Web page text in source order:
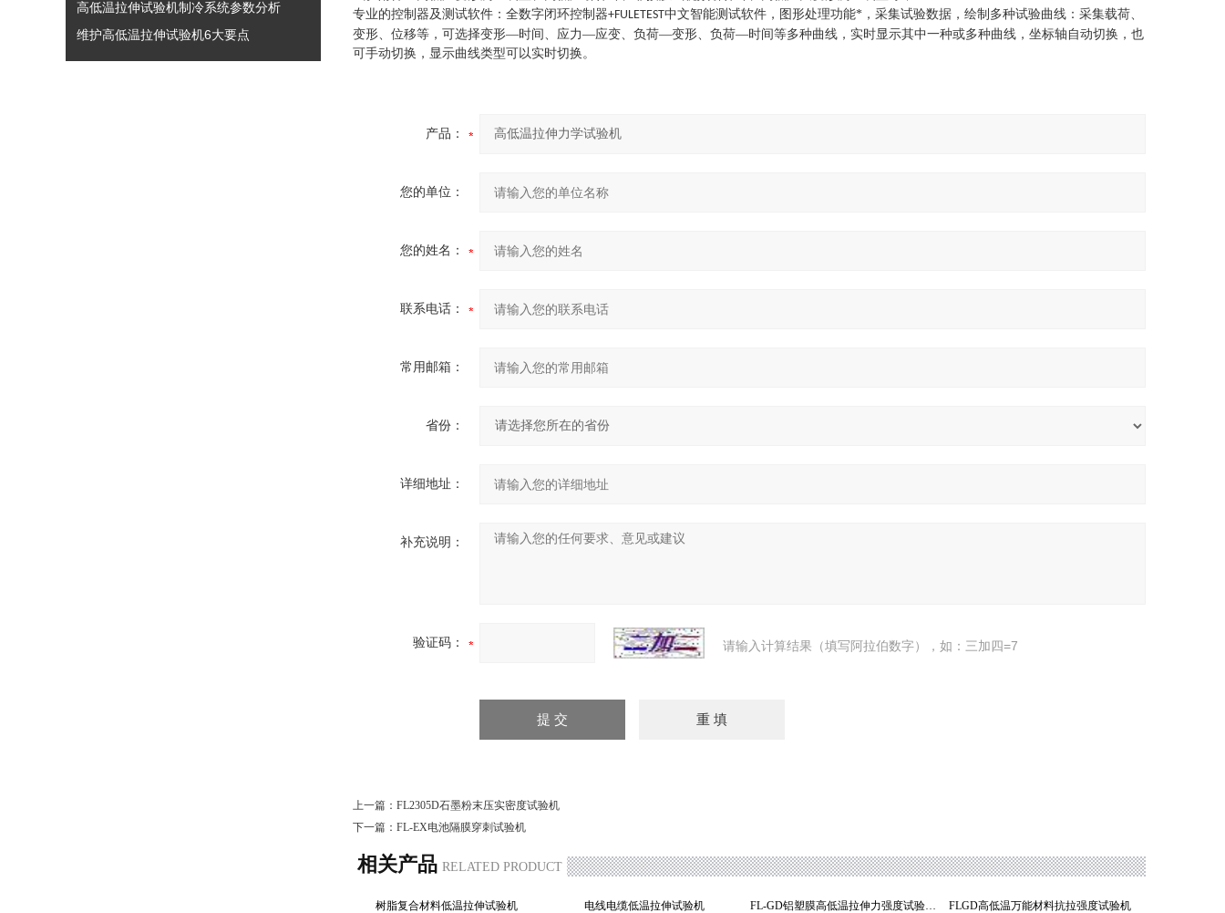
高低温拉伸试验机制冷系统参数分析
维护高低温拉伸试验机6大要点
专业的控制器及测试软件 ： 全数字闭环控制器+FULETEST中文智能测试软件，图形处理功能*，采集试验数据，绘制多种试验曲线：采集载荷、
变形、位移等，可选择变形—时间、应力—应变、负荷—变形、负荷—时间等多种曲线，实时显示其中一种或多种曲线，坐标轴自动切换，也
可手动切换，显示曲线类型可以实时切换。
产品：
您的单位：
您的姓名：
联系电话：
常用邮箱：
省份：
详细地址：
补充说明：
验证码： 请输入计算结果（填写阿拉伯数字），如：三加四=7
上一篇： FL2305D石墨粉末压实密度试验机
下一篇： FL-EX电池隔膜穿刺试验机
相关产品 RELATED PRODUCT
树脂复合材料低温拉伸试验机 电线电缆低温拉伸试验机 FL-GD铝塑膜高低温拉伸力强度试验机 FLGD高低温万能材料抗拉强度试验机